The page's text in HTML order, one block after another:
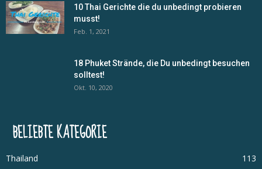
10 Thai Gerichte die du unbedingt probieren
musst!
Feb. 1, 2021
18 Phuket Strände, die Du unbedingt besuchen
solltest!
Okt. 10, 2020
BELIEBTE KATEGORIE
Thailand
113